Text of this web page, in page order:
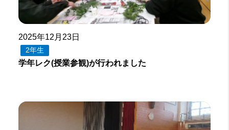
2025年12月23日
2年生
学年レク(授業参観)が行われました